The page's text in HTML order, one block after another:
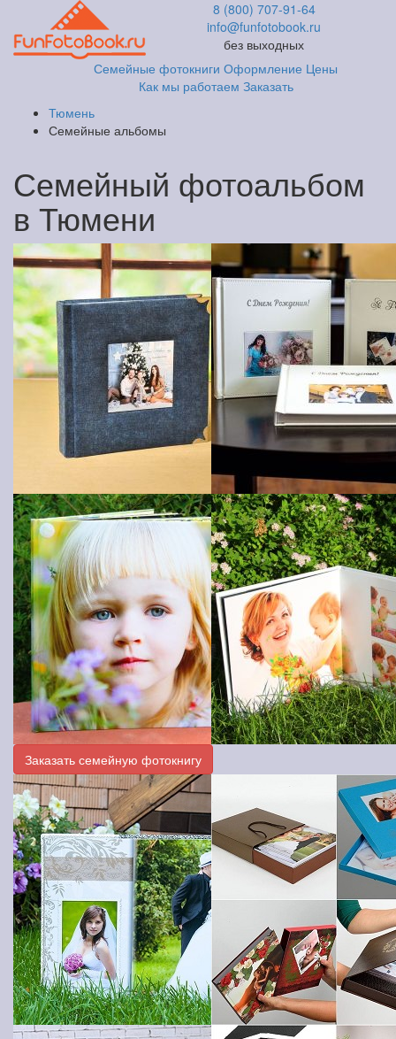
8 (800) 707-91-64
info@funfotobook.ru
без выходных
Семейные фотокниги Оформление Цены
Как мы работаем Заказать
Тюмень
Семейные альбомы
Семейный фотоальбом
в Тюмени
Заказать семейную фотокнигу